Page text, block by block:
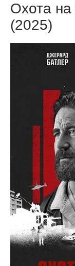
Охота
(2025)